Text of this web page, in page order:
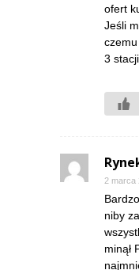
ofert
Jeśli
3
2 marca
niby
minął